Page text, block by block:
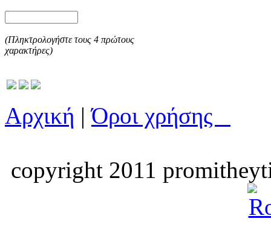
(Πληκτρολογήστε τους 4 πρώτους
χαρακτήρες)
Αρχική |Όροι χρήσης
copyright 2011